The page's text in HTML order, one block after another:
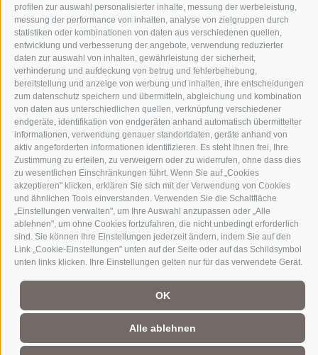
profilen zur auswahl personalisierter inhalte, messung der werbeleistung,
messung der performance von inhalten, analyse von zielgruppen durch
statistiken oder kombinationen von daten aus verschiedenen quellen,
entwicklung und verbesserung der angebote, verwendung reduzierter
daten zur auswahl von inhalten, gewährleistung der sicherheit,
verhinderung und aufdeckung von betrug und fehlerbehebung,
bereitstellung und anzeige von werbung und inhalten, ihre entscheidungen
zum datenschutz speichern und übermitteln, abgleichung und kombination
von daten aus unterschiedlichen quellen, verknüpfung verschiedener
endgeräte, identifikation von endgeräten anhand automatisch übermittelter
informationen, verwendung genauer standortdaten, geräte anhand von
aktiv angeforderten informationen identifizieren. Es steht Ihnen frei, Ihre
Zustimmung zu erteilen, zu verweigern oder zu widerrufen, ohne dass dies
zu wesentlichen Einschränkungen führt. Wenn Sie auf „Cookies
akzeptieren" klicken, erklären Sie sich mit der Verwendung von Cookies
und ähnlichen Tools einverstanden. Verwenden Sie die Schaltfläche
„Einstellungen verwalten", um Ihre Auswahl anzupassen oder „Alle
ablehnen", um ohne Cookies fortzufahren, die nicht unbedingt erforderlich
sind. Sie können Ihre Einstellungen jederzeit ändern, indem Sie auf den
Link „Cookie-Einstellungen" unten auf der Seite oder auf das Schildsymbol
unten links klicken. Ihre Einstellungen gelten nur für das verwendete Gerät.
OK
Alle ablehnen
Teil der alpinen Welt3 Zinnen Dolomiten
Rund um das markanteste Monument des UNESCO Welterbes
Dolomiten liegt eine einzigartige alpine Welt. Ihre
Überschaubarkeit und Erlebnisdichte, die Nähe zu Dörfern und
imposanten Naturkulissen und die ortsverwurzelten Menschen
mit ihrer eindrucksvollen alpinen Geschichte machen aus dieser
Region ein Alpinerlebnis für Menschen, deren Herz für die Berge